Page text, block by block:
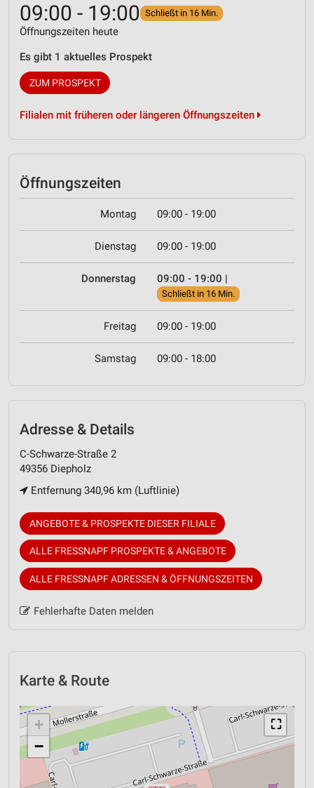
09:00 - 19:00 Schließt in 16 Min.
Öffnungszeiten heute
Es gibt 1 aktuelles Prospekt
ZUM PROSPEKT
Filialen mit früheren oder längeren Öffnungszeiten
Öffnungszeiten
Montag 09:00 - 19:00
Dienstag 09:00 - 19:00
Donnerstag 09:00 - 19:00 |
Schließt in 16 Min.
Freitag 09:00 - 19:00
Samstag 09:00 - 18:00
Adresse & Details
C-Schwarze-Straße 2
49356 Diepholz
Entfernung 340,96 km (Luftlinie)
ANGEBOTE & PROSPEKTE DIESER FILIALE
ALLE FRESSNAPF PROSPEKTE & ANGEBOTE
ALLE FRESSNAPF ADRESSEN & ÖFFNUNGSZEITEN
Fehlerhafte Daten melden
Karte & Route
⛶
+
−